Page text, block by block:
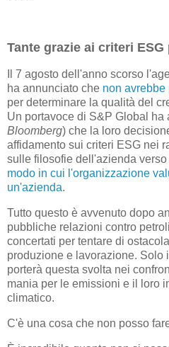
Tante grazie ai criteri
Il 7 agosto dell'anno scorso
ha annunciato che non
per determinare la qualità del
Un portavoce di S&P Global ha
Bloomberg) che la loro
affidamento sui criteri ESG nei
sulle filosofie dell'azienda
modo in cui l'organizzazione
un'azienda.
Tutto questo è avvenuto dopo
pubbliche relazioni contro
concertati per tentare di
produzione e lavorazione. Solo
porterà questa svolta nei
mania per le emissioni e il loro
climatico.
C'è una cosa che non posso